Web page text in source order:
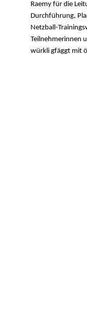
Raemy für die
Durchführung,
Netzball-
Teilnehmerinnen
würkli gfäggt mit